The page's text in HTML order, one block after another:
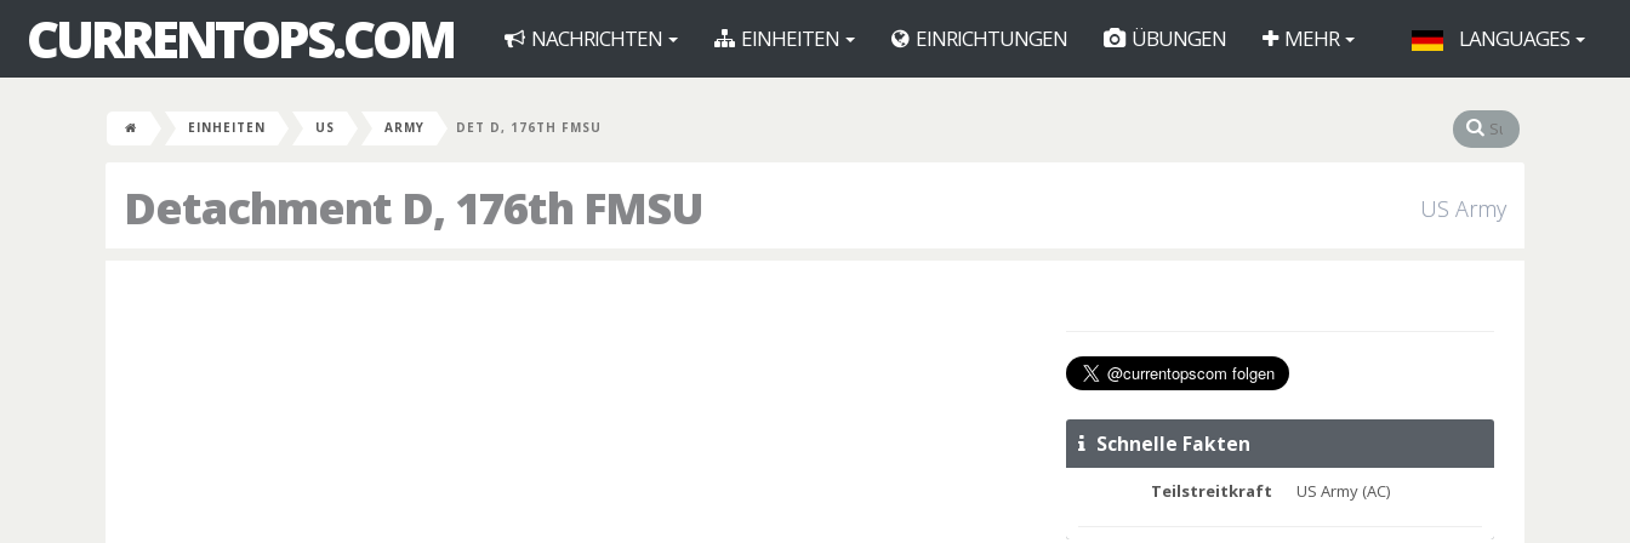
CURRENTOPS.COM NACHRICHTEN EINHEITEN EINRICHTUNGEN ÜBUNGEN MEHR LANGUAGES
EINHEITEN US ARMY DET D, 176TH FMSU
Detachment D, 176th FMSU US Army
Schnelle Fakten
Teilstreitkraft US Army (AC)